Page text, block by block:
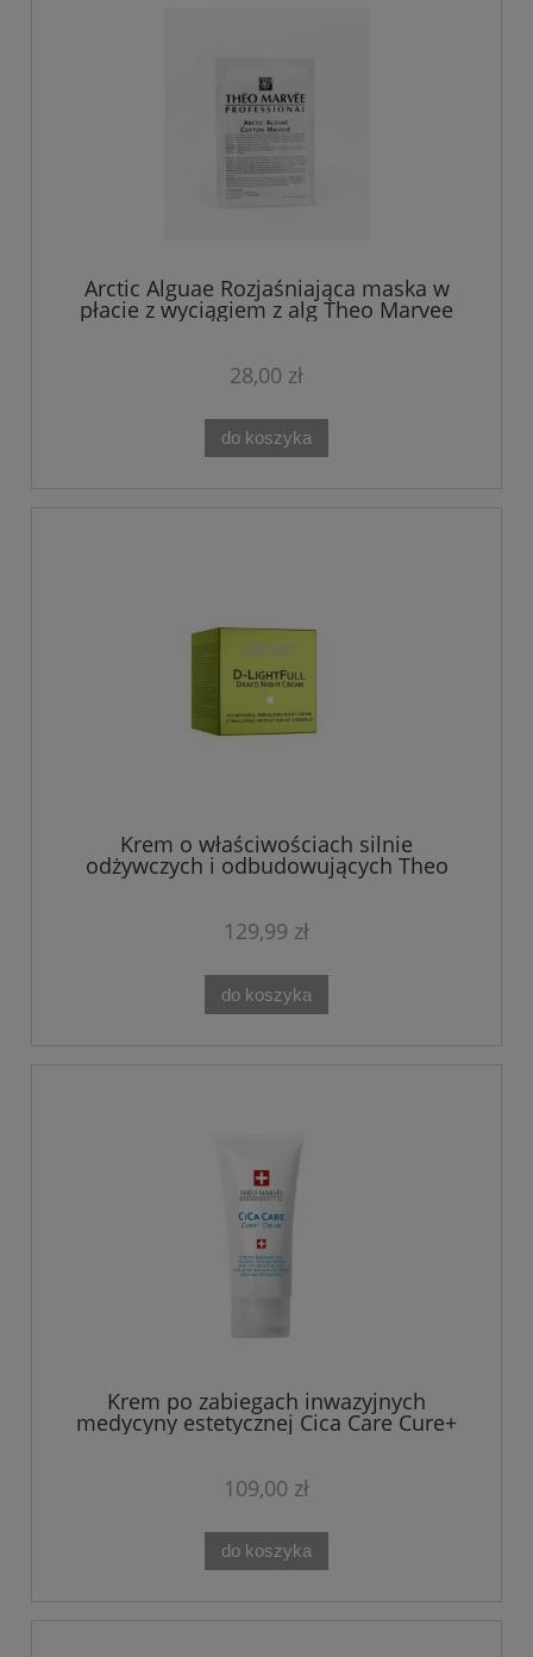
Arctic Alguae Rozjaśniająca maska w
płacie z wyciągiem z alg Theo Marvee
28,00 zł
do koszyka
Krem o właściwościach silnie
odżywczych i odbudowujących Theo
Marvee DRACO NIGHT CREAM 50 ML
129,99 zł
do koszyka
Krem po zabiegach inwazyjnych
medycyny estetycznej Cica Care Cure+
Cream Theo Marvee 50 ml
109,00 zł
do koszyka